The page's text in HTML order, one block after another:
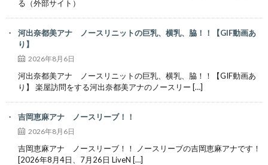
る（外部サイト）
河出奈都美アナ ノースリニットの巨乳、横乳、脇！！【GIF動画あ
り】
2026年8月6日
河出奈都美アナ ノースリニットの巨乳、横乳、脇！！【GIF動画あ
り】 楽屋訪問をする河出奈都美アナのノースリー […]
吉岡恵麻アナ ノースリーブ！！
2026年8月6日
吉岡恵麻アナ ノースリーブ！！ ノースリーブの吉岡恵麻アナです！
[2026年8月4日、7月26日 LiveN […]